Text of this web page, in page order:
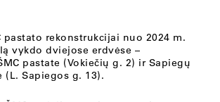
pastato rekonstrukcijai nuo 2024 m.
vykdo dviejose erdvėse –
pastate (Vokiečių g. 2) ir Sapiegų
Sapiegos g. 13).